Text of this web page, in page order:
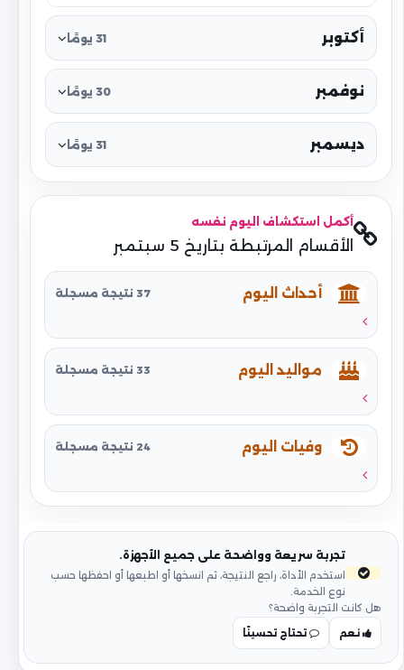
أكتوبر 31 يومًا
نوفمبر 30 يومًا
ديسمبر 31 يومًا
أكمل استكشاف اليوم نفسه
الأقسام المرتبطة بتاريخ 5 سبتمبر
أحداث اليوم 37 نتيجة مسجلة
مواليد اليوم 33 نتيجة مسجلة
وفيات اليوم 24 نتيجة مسجلة
تجربة سريعة وواضحة على جميع الأجهزة.
استخدم الأداة، راجع النتيجة، ثم انسخها أو اطبعها أو احفظها حسب
نوع الخدمة.
هل كانت التجربة واضحة؟
نعم
تحتاج تحسينًا